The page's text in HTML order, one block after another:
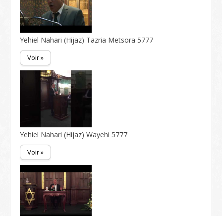
Yehiel Nahari (Hijaz) Tazria Metsora 5777
Voir »
Yehiel Nahari (Hijaz) Wayehi 5777
Voir »